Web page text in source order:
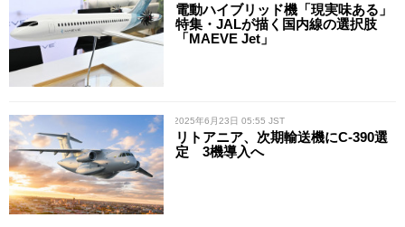
電動ハイブリッド機「現実味ある」
特集・JALが描く国内線の選択肢
「MAEVE Jet」
/ 2025年6月23日 05:55 JST
リトアニア、次期輸送機にC-390選
定 3機導入へ